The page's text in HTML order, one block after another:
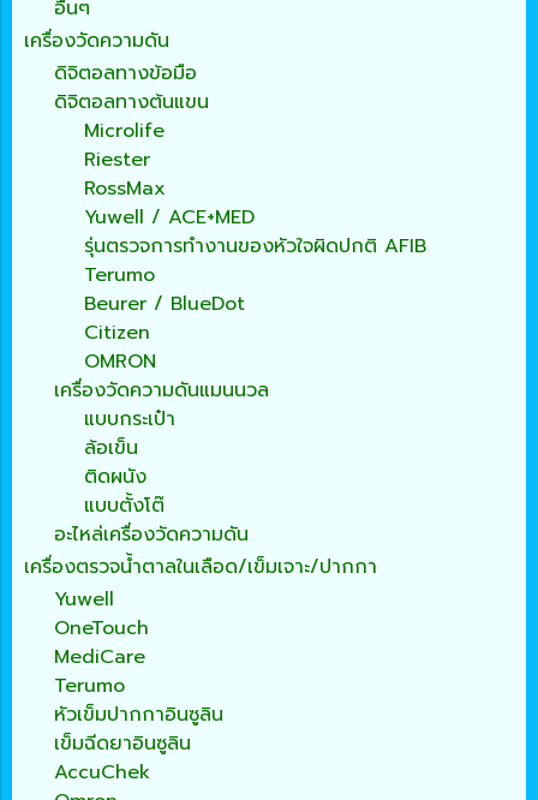
อื่นๆ
เครื่องวัดความดัน
ดิจิตอลทางข้อมือ
ดิจิตอลทางต้นแขน
Microlife
Riester
RossMax
Yuwell / ACE+MED
รุ่นตรวจการทำงานของหัวใจผิดปกติ AFIB
Terumo
Beurer / BlueDot
Citizen
OMRON
เครื่องวัดความดันแมนนวล
แบบกระเป๋า
ล้อเข็น
ติดผนัง
แบบตั้งโต๊
อะไหล่เครื่องวัดความดัน
เครื่องตรวจน้ำตาลในเลือด/เข็มเจาะ/ปากกา
Yuwell
OneTouch
MediCare
Terumo
หัวเข็มปากกาอินซูลิน
เข็มฉีดยาอินซูลิน
AccuChek